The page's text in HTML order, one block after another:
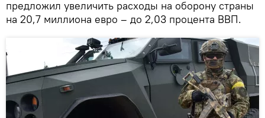
предложил увеличить расходы на оборону страны
на 20,7 миллиона евро – до 2,03 процента ВВП.